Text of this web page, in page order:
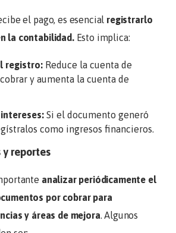
el pago, es esencial registrarlo
la contabilidad. Esto implica:
registro: Reduce la cuenta de
y aumenta la cuenta de
Si el documento generó
como ingresos financieros.
y reportes
analizar periódicamente el
por cobrar para
y áreas de mejora. Algunos